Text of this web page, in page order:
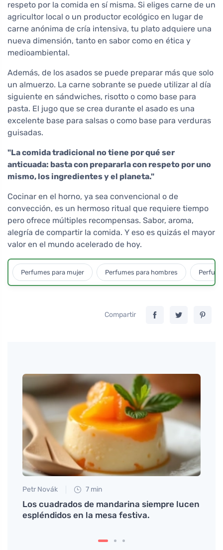
respeto por la comida en sí misma. Si eliges carne de un
agricultor local o un productor ecológico en lugar de
carne anónima de cría intensiva, tu plato adquiere una
nueva dimensión, tanto en sabor como en ética y
medioambiental.
Además, de los asados se puede preparar más que solo
un almuerzo. La carne sobrante se puede utilizar al día
siguiente en sándwiches, risotto o como base para
pasta. El jugo que se crea durante el asado es una
excelente base para salsas o como base para verduras
guisadas.
"La comida tradicional no tiene por qué ser
anticuada: basta con prepararla con respeto por uno
mismo, los ingredientes y el planeta."
Cocinar en el horno, ya sea convencional o de
convección, es un hermoso ritual que requiere tiempo
pero ofrece múltiples recompensas. Sabor, aroma,
alegría de compartir la comida. Y eso es quizás el mayor
valor en el mundo acelerado de hoy.
Perfumes para mujer Perfumes para hombres
Compartir
Petr Novák 7 min
Los cuadrados de mandarina siempre lucen
espléndidos en la mesa festiva.